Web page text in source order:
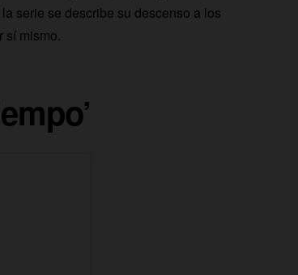
serie se describe su descenso a los
sí mismo.